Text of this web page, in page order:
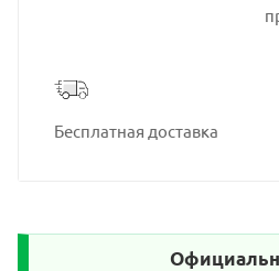
Бесплатная доставка